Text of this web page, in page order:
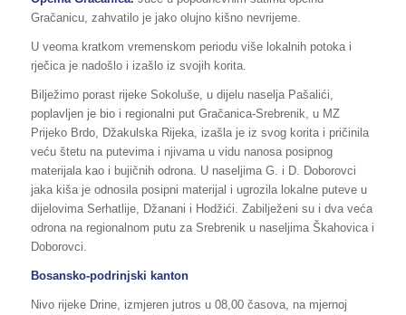
Gračanicu, zahvatilo je jako olujno kišno nevrijeme.
U veoma kratkom vremenskom periodu više lokalnih potoka i
rječica je nadošlo i izašlo iz svojih korita.
Bilježimo porast rijeke Sokoluše, u dijelu naselja Pašalići,
poplavljen je bio i regionalni put Gračanica-Srebrenik, u MZ
Prijeko Brdo, Džakulska Rijeka, izašla je iz svog korita i pričinila
veću štetu na putevima i njivama u vidu nanosa posipnog
materijala kao i bujičnih odrona. U naseljima G. i D. Doborovci
jaka kiša je odnosila posipni materijal i ugrozila lokalne puteve u
dijelovima Serhatlije, Džanani i Hodžići. Zabilježeni su i dva veća
odrona na regionalnom putu za Srebrenik u naseljima Škahovica i
Doborovci.
Bosansko-podrinjski kanton
Nivo rijeke Drine, izmjeren jutros u 08,00 časova, na mjernoj